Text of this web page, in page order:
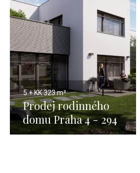
5 + KK323 m²
Prodej rodinného
domu Praha 4 - 294
m2 1